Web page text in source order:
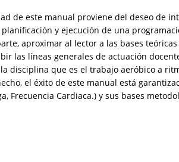
de este manual proviene del deseo
y ejecución de una
aproximar al lector a las bases
las líneas generales de actuación
que es el trabajo aeróbico a
el éxito de este manual está
Cardiaca.) y sus bases